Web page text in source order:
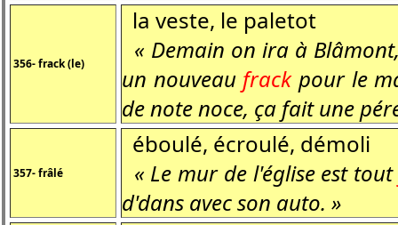
356- frack (le)
la veste, le paletot
« Demain on ira à
un nouveau frackpour le
de note noce, ça fait une
357- frâlé
éboulé, écroulé, démoli
« Le mur de l'église est tout
d'dans avec son auto. »